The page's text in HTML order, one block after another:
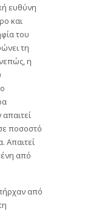
ευθύνη
και
του
τη
η
ποσοστό
Απαιτεί
από
από